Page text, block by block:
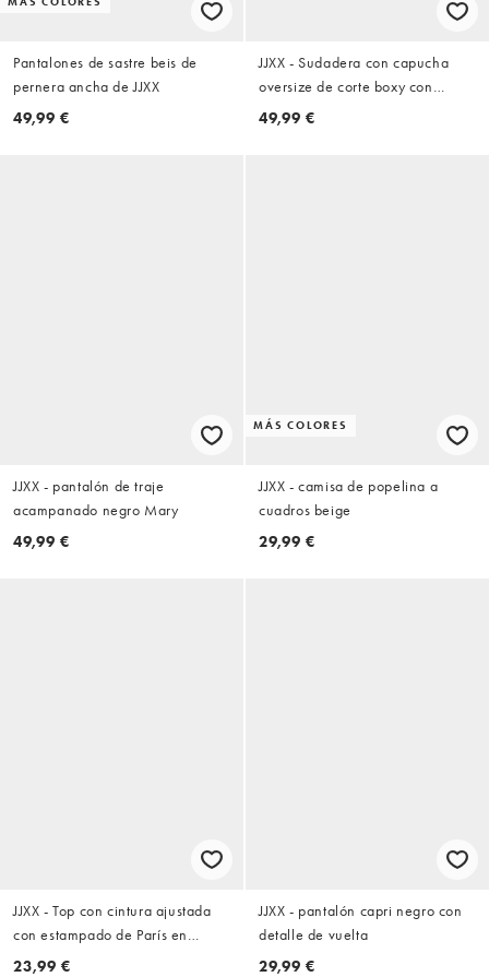
Pantalones de sastre beis de
pernera ancha de JJXX
49,99 €
JJXX - Sudadera con capucha
oversize de corte boxy con
cremallera en gris claro
49,99 €
JJXX - pantalón de traje
acampanado negro Mary
49,99 €
MÁS COLORES
JJXX - camisa de popelina a
cuadros beige
29,99 €
JJXX - Top con cintura ajustada
con estampado de París en
blanco
23,99 €
JJXX - pantalón capri negro con
detalle de vuelta
29,99 €